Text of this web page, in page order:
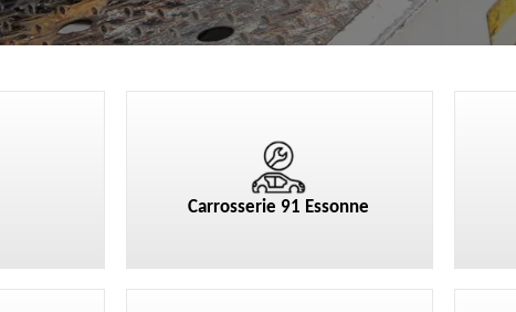
Carrosserie 91 Essonne